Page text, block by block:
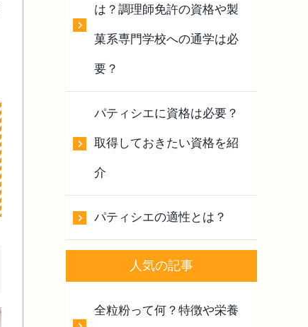
は？調理師免許の資格や製
菓系専門学校への通学は必
要？
パティシエに資格は必要？
取得しておきたい資格を紹
介
パティシエの適性とは？
人気の記事
全粒粉って何？特徴や栄養